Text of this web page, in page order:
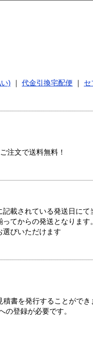
) 代金引換宅配便
セ
注文で送料無料！
載されている発送日にて
てからの発送となります。
びいただけます
書を発行することができ
登録が必要です。